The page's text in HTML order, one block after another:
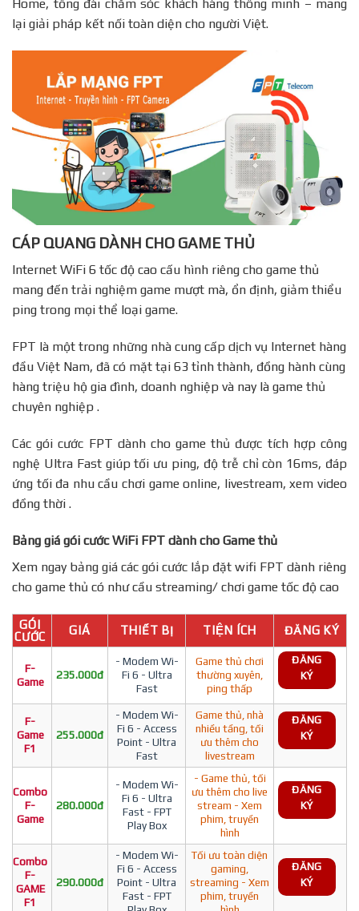
Home, tổng đài chăm sóc khách hàng thông minh – mang
lại giải pháp kết nối toàn diện cho người Việt.
CÁP QUANG DÀNH CHO GAME THỦ
Internet WiFi 6 tốc độ cao cấu hình riêng cho game thủ
mang đến trải nghiệm game mượt mà, ổn định, giảm thiểu
ping trong mọi thể loại game.
FPT là một trong những nhà cung cấp dịch vụ Internet hàng
đầu Việt Nam, đã có mặt tại 63 tỉnh thành, đồng hành cùng
hàng triệu hộ gia đình, doanh nghiệp và nay là game thủ
chuyên nghiệp .
Các gói cước FPT dành cho game thủ được tích hợp công
nghệ Ultra Fast giúp tối ưu ping, độ trễ chỉ còn 16ms, đáp
ứng tối đa nhu cầu chơi game online, livestream, xem video
đồng thời .
Bảng giá gói cước WiFi FPT dành cho Game thủ
Xem ngay bảng giá các gói cước lắp đặt wifi FPT dành riêng
cho game thủ có như cầu streaming/ chơi game tốc độ cao
GÓI
CƯỚC
GIÁ THIẾT BỊ TIỆN ÍCH ĐĂNG KÝ
F-
Game
235.000đ
- Modem Wi-
Fi 6 - Ultra
Fast
Game thủ chơi
thường xuyên,
ping thấp
ĐĂNG
KÝ
F-
Game
F1
255.000đ
- Modem Wi-
Fi 6 - Access
Point - Ultra
Fast
Game thủ, nhà
nhiều tầng, tối
ưu thêm cho
livestream
ĐĂNG
KÝ
Combo
F-
Game
280.000đ
- Modem Wi-
Fi 6 - Ultra
Fast - FPT
Play Box
- Game thủ, tối
ưu thêm cho live
stream - Xem
phim, truyền
hình
ĐĂNG
KÝ
Combo
F-
GAME
F1
290.000đ
- Modem Wi-
Fi 6 - Access
Point - Ultra
Fast - FPT
Tối ưu toàn diện
gaming,
streaming - Xem
phim, truyền
ĐĂNG
KÝ